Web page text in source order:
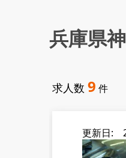
兵庫県
求人数 9 件
更新日: